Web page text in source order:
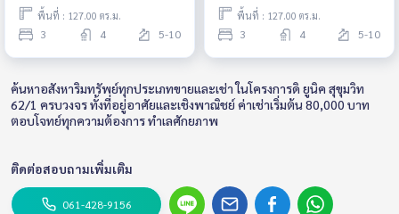
พื้นที่ : 127.00 ตร.ม.
3 4 5-10
พื้นที่ : 127.00 ตร.ม.
3 4 5-10
ค้นหาอสังหาริมทรัพย์ทุกประเภทขายและเช่า ในโครงการดิ ยูนิค สุขุมวิท
62/1 ครบวงจร ทั้งที่อยู่อาศัยและเชิงพาณิชย์ ค่าเช่าเริ่มต้น 80,000 บาท
ตอบโจทย์ทุกความต้องการ ทำเลศักยภาพ
ติดต่อสอบถามเพิ่มเติม
061-428-9156